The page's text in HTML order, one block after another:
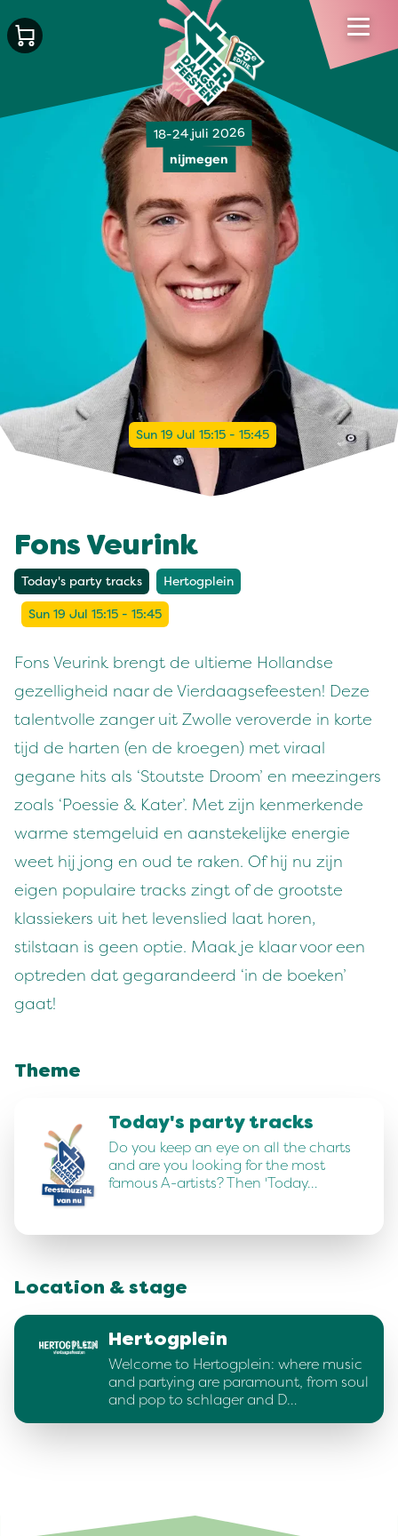
18-24 juli 2026
nijmegen
Sun 19 Jul 15:15 - 15:45
Fons Veurink
Today's party tracks Hertogplein
Sun 19 Jul 15:15 - 15:45
Fons Veurink brengt de ultieme Hollandse
gezelligheid naar de Vierdaagsefeesten! Deze
talentvolle zanger uit Zwolle veroverde in korte
tijd de harten (en de kroegen) met viraal
gegane hits als ‘Stoutste Droom’ en meezingers
zoals ‘Poessie & Kater’. Met zijn kenmerkende
warme stemgeluid en aanstekelijke energie
weet hij jong en oud te raken. Of hij nu zijn
eigen populaire tracks zingt of de grootste
klassiekers uit het levenslied laat horen,
stilstaan is geen optie. Maak je klaar voor een
optreden dat gegarandeerd ‘in de boeken’
gaat!
Theme
Today's party tracks
Do you keep an eye on all the charts
and are you looking for the most
famous A-artists? Then 'Today…
Location & stage
Hertogplein
Welcome to Hertogplein: where music
and partying are paramount, from soul
and pop to schlager and D…